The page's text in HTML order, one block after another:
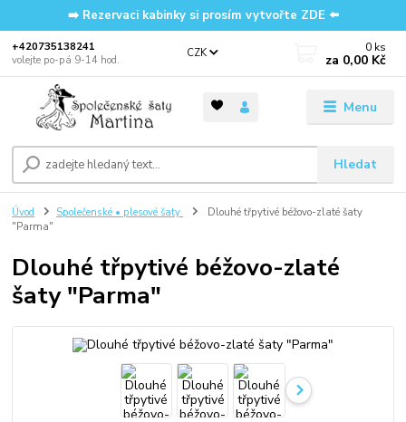
➡️ Rezervaci kabinky si prosím vytvořte ZDE ⬅️
Menu
CZK
Hledat
‭+420735138241
volejte po-pá 9-14 hod.
0 ks
za 0,00 Kč
Úvod Společenské • plesové šaty
Dlouhé třpytivé béžovo-zlaté šaty
"Parma"
Dlouhé třpytivé béžovo-zlaté
šaty "Parma"